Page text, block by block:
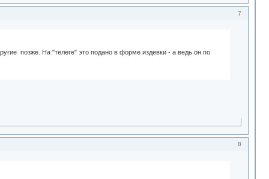
7
позже. На "телеге" это подано в форме издевки - а ведь он по
8